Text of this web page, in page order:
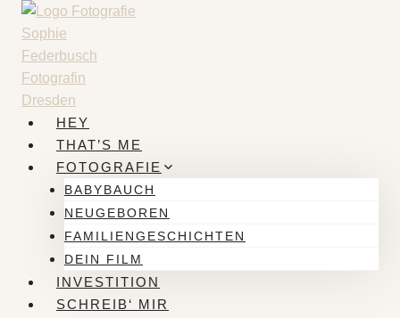
Zum
Inhalt
springen
HEY
THAT’S ME
FOTOGRAFIE
BABYBAUCH
NEUGEBOREN
FAMILIENGESCHICHTEN
DEIN FILM
INVESTITION
SCHREIB‘ MIR